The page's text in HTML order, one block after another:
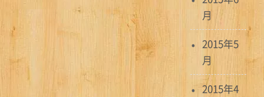
月
2015年5
月
2015年4